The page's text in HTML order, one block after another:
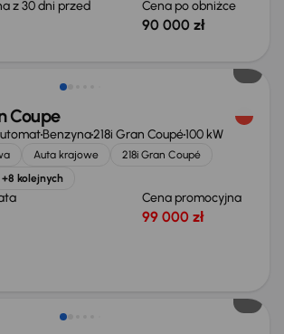
z 30 dni przed
Cena po obniżce
90 000 zł
Coupe
Benzyna218i Gran Coupé100 kW
Auta krajowe
218i Gran Coupé
+8 kolejnych
Cena promocyjna
99 000 zł